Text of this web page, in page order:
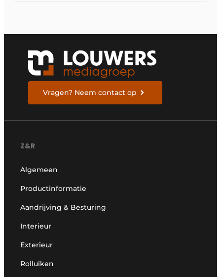
Vragen? Neem contact op
Z&R
Algemeen
Productinformatie
Aandrijving & Besturing
Interieur
Exterieur
Rolluiken